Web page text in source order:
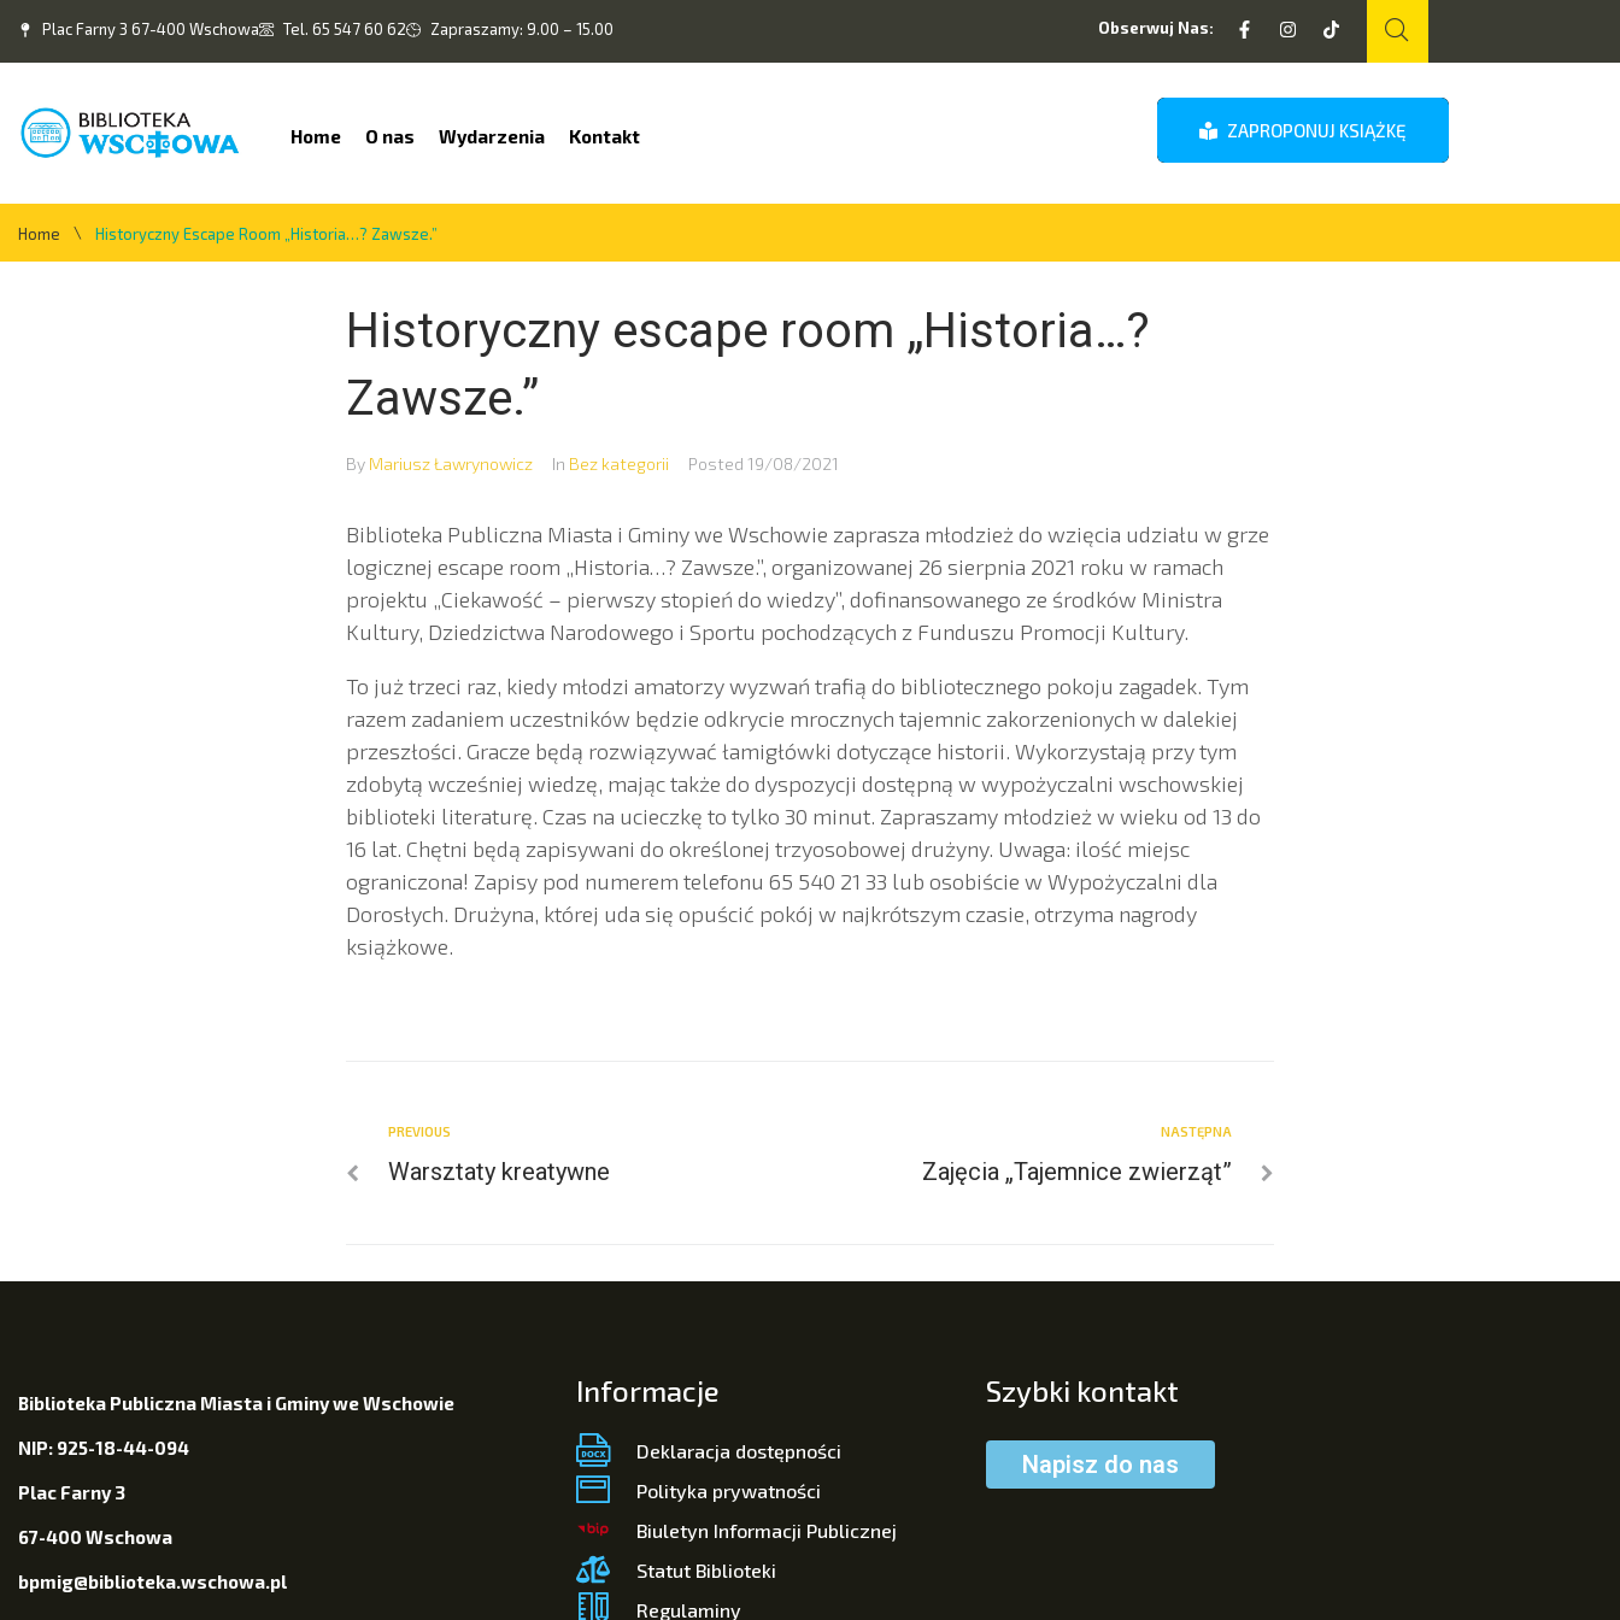
Plac Farny 3 67-400 Wschowa Tel. 65 547 60 62 Zapraszamy: 9.00 – 15.00 Obserwuj Nas:
Home O nas Wydarzenia Kontakt ZAPROPONUJ KSIĄŻKĘ
Home \ Historyczny Escape Room „Historia…? Zawsze.”
Historyczny escape room „Historia…?
Zawsze.”
By Mariusz Ławrynowicz In Bez kategorii Posted 19/08/2021
Biblioteka Publiczna Miasta i Gminy we Wschowie zaprasza młodzież do wzięcia udziału w grze
logicznej escape room „Historia…? Zawsze.”, organizowanej 26 sierpnia 2021 roku w ramach
projektu „Ciekawość – pierwszy stopień do wiedzy”, dofinansowanego ze środków Ministra
Kultury, Dziedzictwa Narodowego i Sportu pochodzących z Funduszu Promocji Kultury.
To już trzeci raz, kiedy młodzi amatorzy wyzwań trafią do bibliotecznego pokoju zagadek. Tym
razem zadaniem uczestników będzie odkrycie mrocznych tajemnic zakorzenionych w dalekiej
przeszłości. Gracze będą rozwiązywać łamigłówki dotyczące historii. Wykorzystają przy tym
zdobytą wcześniej wiedzę, mając także do dyspozycji dostępną w wypożyczalni wschowskiej
biblioteki literaturę. Czas na ucieczkę to tylko 30 minut. Zapraszamy młodzież w wieku od 13 do
16 lat. Chętni będą zapisywani do określonej trzyosobowej drużyny. Uwaga: ilość miejsc
ograniczona! Zapisy pod numerem telefonu 65 540 21 33 lub osobiście w Wypożyczalni dla
Dorosłych. Drużyna, której uda się opuścić pokój w najkrótszym czasie, otrzyma nagrody
książkowe.
PREVIOUS
Warsztaty kreatywne
NASTĘPNA
Zajęcia „Tajemnice zwierząt”
Biblioteka Publiczna Miasta i Gminy we Wschowie
NIP: 925-18-44-094
Plac Farny 3
67-400 Wschowa
bpmig@biblioteka.wschowa.pl
Informacje
Deklaracja dostępności
Polityka prywatności
Biuletyn Informacji Publicznej
Statut Biblioteki
Regulaminy
Szybki kontakt
Napisz do nas